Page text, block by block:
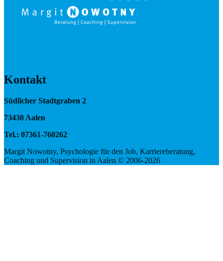
Kontakt
Südlicher Stadtgraben 2
73430 Aalen
Tel.: 07361-760262
Margit Nowotny, Psychologie für den Job, Karriereberatung,
Coaching und Supervision in Aalen © 2006-2026